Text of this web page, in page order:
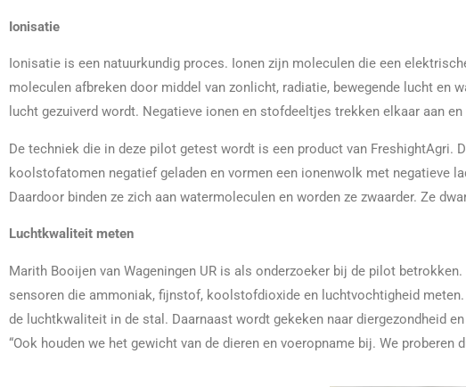
Ionisatie
Ionisatie is een natuurkundig proces. Ionen zijn moleculen die een
moleculen afbreken door middel van zonlicht, radiatie, bewegende lucht en
lucht gezuiverd wordt. Negatieve ionen en stofdeeltjes trekken elkaar aan
De techniek die in deze pilot getest wordt is een product van
koolstofatomen negatief geladen en vormen een ionenwolk met negatieve
Daardoor binden ze zich aan watermoleculen en worden ze zwaarder. Ze
Luchtkwaliteit meten
Marith Booijen van Wageningen UR is als onderzoeker bij de pilot
sensoren die ammoniak, fijnstof, koolstofdioxide en luchtvochtigheid
de luchtkwaliteit in de stal. Daarnaast wordt gekeken naar diergezondheid
“Ook houden we het gewicht van de dieren en voeropname bij. We